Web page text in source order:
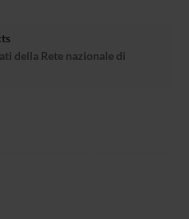
della Rete nazionale di